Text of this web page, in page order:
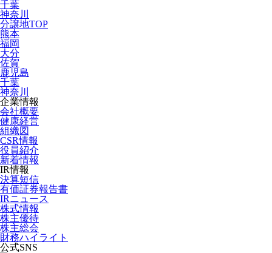
千葉
神奈川
分譲地TOP
熊本
福岡
大分
佐賀
鹿児島
千葉
神奈川
企業情報
会社概要
健康経営
組織図
CSR情報
役員紹介
新着情報
IR情報
決算短信
有価証券報告書
IRニュース
株式情報
株主優待
株主総会
財務ハイライト
公式SNS